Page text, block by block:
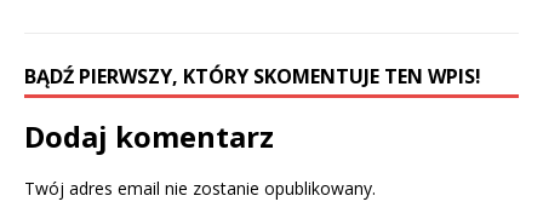
BĄDŹ PIERWSZY, KTÓRY SKOMENTUJE TEN WPIS!
Dodaj komentarz
Twój adres email nie zostanie opublikowany.